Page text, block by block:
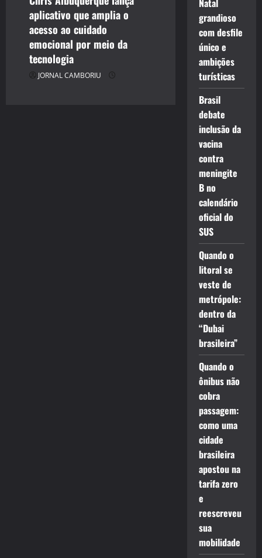
aplicativo que amplia o
acesso ao cuidado
emocional por meio da
tecnologia
JORNAL CAMBORIU
Natal
grandioso
com desfile
único e
ambições
turísticas
Brasil
debate
inclusão da
vacina
contra
meningite
B no
calendário
oficial do
SUS
Quando o
litoral se
veste de
metrópole:
dentro da
“Dubai
brasileira”
Quando o
ônibus não
cobra
passagem:
como uma
cidade
brasileira
apostou na
tarifa zero
e
reescreveu
sua
mobilidade